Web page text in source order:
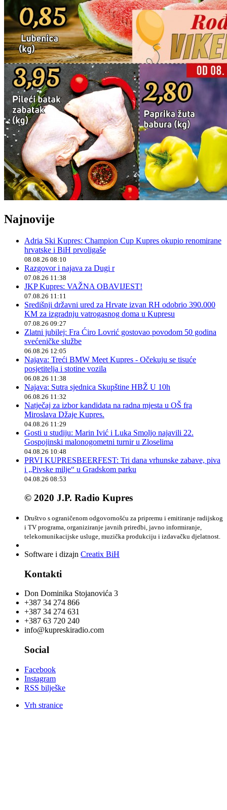
Najnovije
Adria Ski Kupres: Champion Cup Kupres okupio renomirane
hrvatske i BiH prvoligaše
08.08.26 08:10
Razgovor i najava za Dugi r
07.08.26 11:38
JKP Kupres: VAŽNA OBAVIJEST!
07.08.26 11:11
Središnji državni ured za Hrvate izvan RH odobrio 390.000
KM za izgradnju vatrogasnog doma u Kupresu
07.08.26 09:27
Zlatni jubilej: Fra Ćiro Lovrić gostovao povodom 50 godina
svećeničke službe
06.08.26 12:05
Najava: Treći BMW Meet Kupres - Očekuju se tisuće
posjetitelja i stotine vozila
06.08.26 11:38
Najava: Sutra sjednica Skupštine HBŽ U 10h
06.08.26 11:32
Natječaj za izbor kandidata na radna mjesta u OŠ fra
Miroslava Džaje Kupres.
04.08.26 11:29
Gosti u studiju: Marin Ivić i Luka Smoljo najavili 22.
Gospojinski malonogometni turnir u Zloselima
04.08.26 10:48
PRVI KUPRESBEERFEST: Tri dana vrhunske zabave, piva
i „Pivske milje“ u Gradskom parku
04.08.26 08:53
© 2020 J.P. Radio Kupres
Društvo s ograničenom odgovornošću za pripremu i emitiranje radijskog
i TV programa, organiziranje javnih priredbi, javno informiranje,
telekomunikacijske usluge, muzička produkciju i izdavačku djelatnost.
Software i dizajn Creatix BiH
Kontakti
Don Dominika Stojanovića 3
+387 34 274 866
+387 34 274 631
+387 63 720 240
info@kupreskiradio.com
Social
Facebook
Instagram
RSS bilješke
Vrh stranice